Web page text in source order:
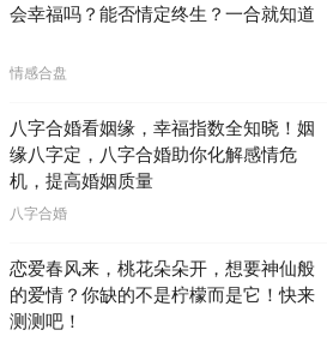
会幸福吗？能否情定终生？一合就知道
情感合盘
八字合婚看姻缘，幸福指数全知晓！姻
缘八字定，八字合婚助你化解感情危
机，提高婚姻质量
八字合婚
恋爱春风来，桃花朵朵开，想要神仙般
的爱情？你缺的不是柠檬而是它！快来
测测吧！